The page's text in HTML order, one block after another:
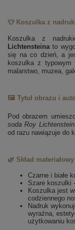
👕 Koszulka z
Koszulka z
Lichtensteinato
się na co dzień, a
koszulka z
malarstwo, muzea,
🖼️ Tytuł obrazu i
Pod obrazem
soda Roy Lichtenstein
od razu nawiązuje do
🌿 Skład
Czarne i białe
Szare koszulki
Koszulka jest
codziennego
Nadruk
wyraźna,
użytkowaniu